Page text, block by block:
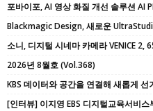
포바이포, AI 영상 화질 개선 솔루션 AI
Blackmagic Design, 새로운
소니, 디지털 시네마 카메라 VENICE 2,
2026년 8월호 (Vol.368)
KBS 데이터와 공간을 연결해 새롭게
[인터뷰] 이지영 EBS 디지털교육서비스